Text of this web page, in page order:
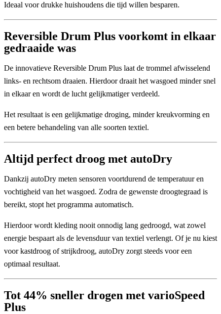
Ideaal voor drukke huishoudens die tijd willen besparen.
Reversible Drum Plus voorkomt in elkaar
gedraaide was
De innovatieve Reversible Drum Plus laat de trommel afwisselend
links- en rechtsom draaien. Hierdoor draait het wasgoed minder snel
in elkaar en wordt de lucht gelijkmatiger verdeeld.
Het resultaat is een gelijkmatige droging, minder kreukvorming en
een betere behandeling van alle soorten textiel.
Altijd perfect droog met autoDry
Dankzij autoDry meten sensoren voortdurend de temperatuur en
vochtigheid van het wasgoed. Zodra de gewenste droogtegraad is
bereikt, stopt het programma automatisch.
Hierdoor wordt kleding nooit onnodig lang gedroogd, wat zowel
energie bespaart als de levensduur van textiel verlengt. Of je nu kiest
voor kastdroog of strijkdroog, autoDry zorgt steeds voor een
optimaal resultaat.
Tot 44% sneller drogen met varioSpeed
Plus